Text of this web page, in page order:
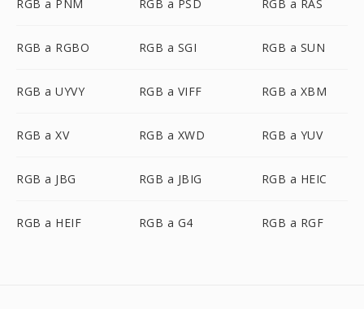
RGB a PNM RGB a PSD RGB a RAS
RGB a RGBO RGB a SGI RGB a SUN
RGB a UYVY RGB a VIFF RGB a XBM
RGB a XV RGB a XWD RGB a YUV
RGB a JBG RGB a JBIG RGB a HEIC
RGB a HEIF RGB a G4 RGB a RGF